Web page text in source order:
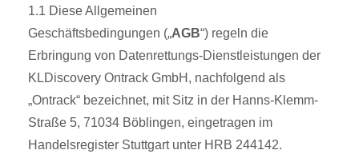
1.1 Diese Allgemeinen
Geschäftsbedingungen („AGB“) regeln die
Erbringung von Datenrettungs-Dienstleistungen der
KLDiscovery Ontrack GmbH, nachfolgend als
„Ontrack“ bezeichnet, mit Sitz in der Hanns-Klemm-
Straße 5, 71034 Böblingen, eingetragen im
Handelsregister Stuttgart unter HRB 244142.